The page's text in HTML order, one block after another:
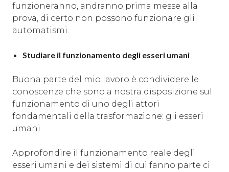
funzioneranno, andranno prima messe alla
prova, di certo non possono funzionare gli
automatismi.
Studiare il funzionamento degli esseri umani
Buona parte del mio lavoro è condividere le
conoscenze che sono a nostra disposizione sul
funzionamento di uno degli attori
fondamentali della trasformazione: gli esseri
umani.
Approfondire il funzionamento reale degli
esseri umani e dei sistemi di cui fanno parte ci